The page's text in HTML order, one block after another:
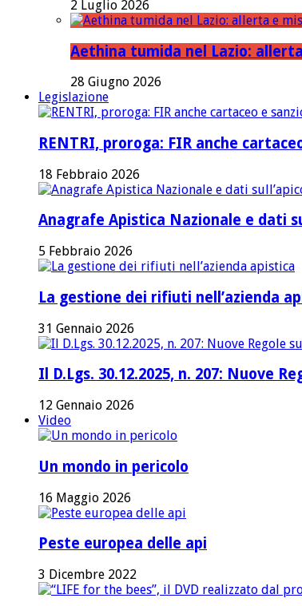
2 Luglio 2026
Aethina tumida nel Lazio:
28 Giugno 2026
Legislazione
RENTRI, proroga: FIR anche
18 Febbraio 2026
Anagrafe Apistica Nazionale e dati
5 Febbraio 2026
La gestione dei rifiuti nell’azienda
31 Gennaio 2026
Il D.Lgs. 30.12.2025, n. 207: Nuove
12 Gennaio 2026
Video
Un mondo in pericolo
16 Maggio 2026
Peste europea delle api
3 Dicembre 2022